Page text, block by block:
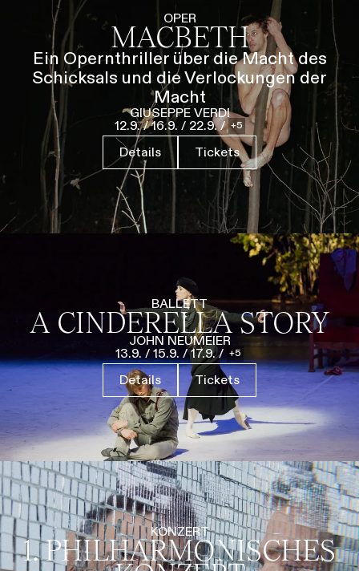
Führungen Jobs Kontakt
OPER
MACBETH
Ein Opernthriller über die Macht des
Schicksals und die Verlockungen der
Macht
GIUSEPPE VERDI
12.9. / 16.9. / 22.9. / 5
Details Tickets
BALLETT
A CINDERELLA STORY
JOHN NEUMEIER
13.9. / 15.9. / 17.9. / 5
Details Tickets
KONZERT
1. PHILHARMO­NISCHES